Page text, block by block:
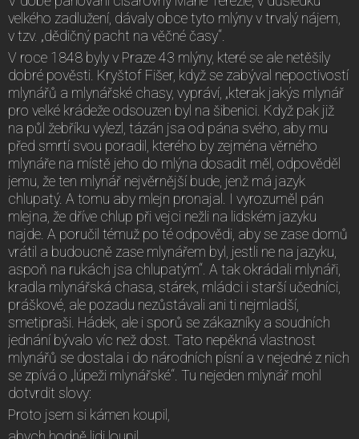
velkého zadlužení, dávaly obce tyto mlýny v trvalý nájem,
v tzv. „dědičný pacht na věčné časy“.
V roce 1848 byly v Praze 43 mlýny, které se ale netěšily
dobré pověsti. Kryštof Fišer, když se zabýval nepoctivostí
mlynářů a mlynářské chasy, vypráví, „kterak jakýs mlynář
pro velké krádeže odsouzen byl na šibenici. Když pak již
na půl žebříku vylezl, tázán jsa od pána svého, aby mu
před smrtí svou poradil, kterého by zejména věrného
mlynáře na místě jeho do mlýna dosadit měl, odpověděl
jemu, že ten mlynář nejvěrnější bude, jenž má jazyk
chlupatý. A tomu aby mlejn pronajal. I vyrozuměl pán
mlejna, že dříve chlup při vejci nežli na lidském jazyku
najde. A poručil témuž po té odpovědi, aby se zase domů
vrátil a budoucně zase mlynářem byl, jestli ne na jazyku,
aspoň na rukách jsa chlupatým“. A tak okrádali mlynáři,
kradla mlynářská chasa, stárek, mládci i starší učedníci,
práškové, ale pozadu nezůstávali ani ti nejmladší,
smetipraši. Hádek, ale i sporů se zákazníky a soudních
jednání bývalo víc než dost. Tato nepěkná vlastnost
mlynářů se dostala i do národních písní a v nejedné z nich
se zpívá o „lúpeži mlynářské“. Tu nejeden mlynář mohl
dotvrdit slovy:
Proto jsem si kámen koupil,